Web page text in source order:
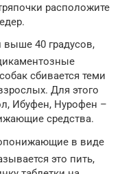
расположите
выше 40 градусов,
сбивается теми
Для этого
Ибуфен, Нурофен –
средства.
в виде
это пить,